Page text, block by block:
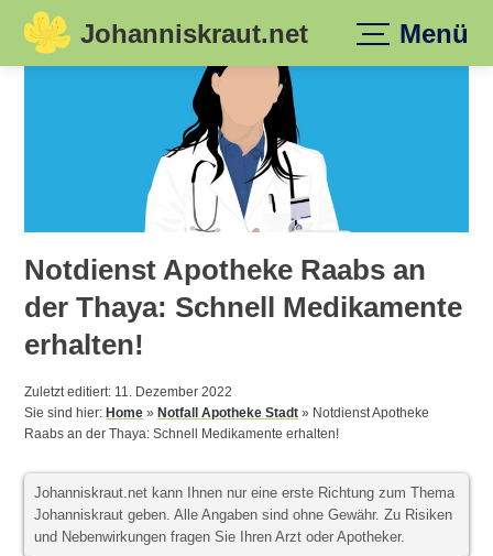
Skip
Johanniskraut.net Menü
Notdienst Apotheke Raabs an
der Thaya: Schnell Medikamente
erhalten!
Zuletzt editiert: 11. Dezember 2022
Sie sind hier:Home »Notfall Apotheke Stadt » Notdienst Apotheke
Raabs an der Thaya: Schnell Medikamente erhalten!
Johanniskraut.net kann Ihnen nur eine erste Richtung zum Thema
Johanniskraut geben. Alle Angaben sind ohne Gewähr. Zu Risiken
und Nebenwirkungen fragen Sie Ihren Arzt oder Apotheker.